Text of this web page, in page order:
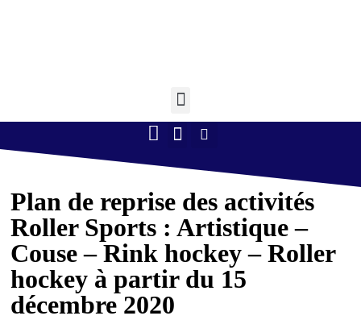
Plan de reprise des activités
Roller Sports : Artistique –
Couse – Rink hockey – Roller
hockey à partir du 15
décembre 2020